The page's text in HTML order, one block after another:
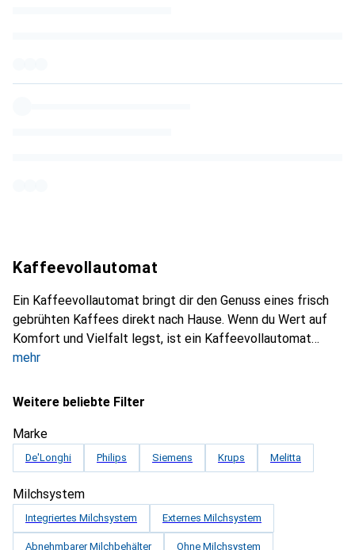
Kaffeevollautomat
Ein Kaffeevollautomat bringt dir den Genuss eines frisch
gebrühten Kaffees direkt nach Hause. Wenn du Wert auf
Komfort und Vielfalt legst, ist ein Kaffeevollautomat
mehr
Weitere beliebte Filter
Marke
De'Longhi Philips Siemens Krups Melitta
Milchsystem
Integriertes Milchsystem Externes Milchsystem
Abnehmbarer Milchbehälter Ohne Milchsystem